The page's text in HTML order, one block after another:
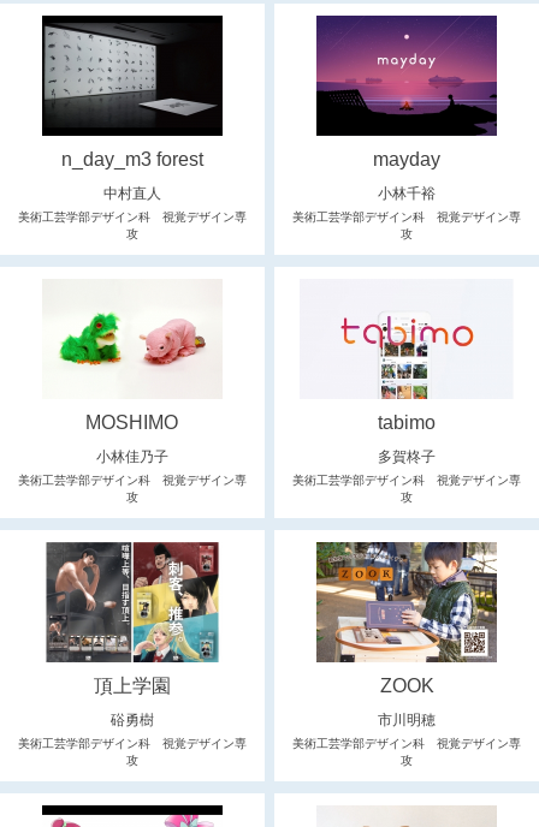
n_day_m3 forest
中村直人
美術工芸学部デザイン科 視覚デザイン専
攻
mayday
小林千裕
美術工芸学部デザイン科 視覚デザイン専
攻
MOSHIMO
小林佳乃子
美術工芸学部デザイン科 視覚デザイン専
攻
tabimo
多賀柊子
美術工芸学部デザイン科 視覚デザイン専
攻
頂上学園
硲勇樹
美術工芸学部デザイン科 視覚デザイン専
攻
ZOOK
市川明穂
美術工芸学部デザイン科 視覚デザイン専
攻